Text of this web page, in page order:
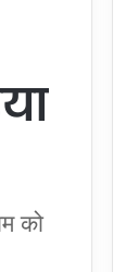
को